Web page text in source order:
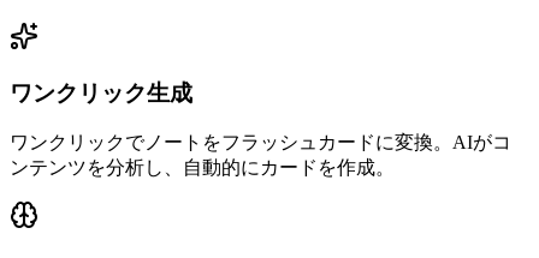
ワンクリック生成
ワンクリックでノートをフラッシュカードに変換。AIがコ
ンテンツを分析し、自動的にカードを作成。